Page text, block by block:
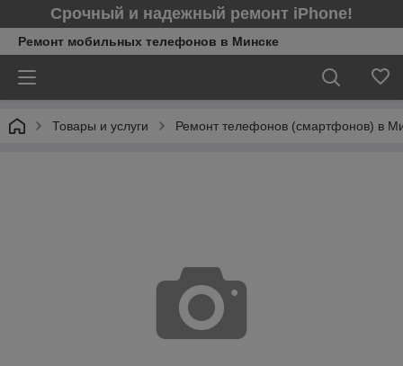
Срочный и надежный ремонт iPhone!
Ремонт мобильных телефонов в Минcке
Товары и услуги Ремонт телефонов (смартфонов) в